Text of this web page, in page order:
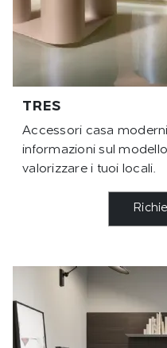
TRES
Accessori casa
informazioni sul
valorizzare i tuoi locali.